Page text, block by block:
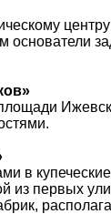
основатели
в
из первых